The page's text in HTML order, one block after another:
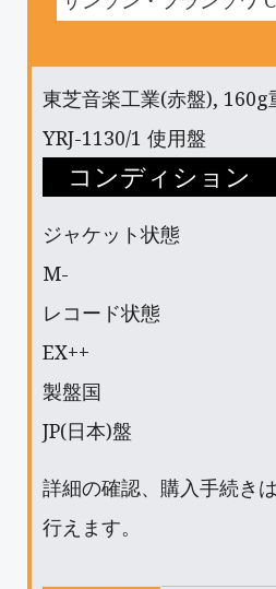
東芝音楽工業(赤盤), 160g
YRJ-1130/1 使用盤
コンディション
ジャケット状態
M-
レコード状態
EX++
製盤国
JP(日本)盤
詳細の確認、購入手続き
行えます。